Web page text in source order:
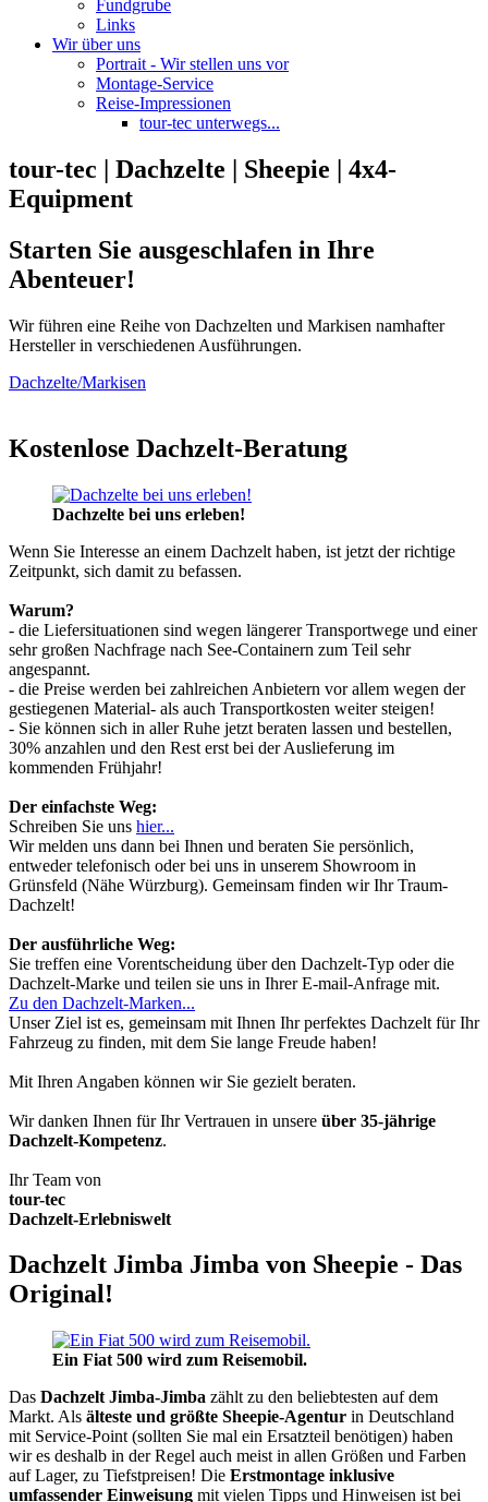
Fundgrube
Links
Wir über uns
Portrait - Wir stellen uns vor
Montage-Service
Reise-Impressionen
tour-tec unterwegs...
tour-tec | Dachzelte | Sheepie | 4x4-
Equipment
Starten Sie ausgeschlafen in Ihre
Abenteuer!
Wir führen eine Reihe von Dachzelten und Markisen namhafter
Hersteller in verschiedenen Ausführungen.
Dachzelte/Markisen
Kostenlose Dachzelt-Beratung
Dachzelte bei uns erleben!
Wenn Sie Interesse an einem Dachzelt haben, ist jetzt der richtige
Zeitpunkt, sich damit zu befassen.
Warum?
- die Liefersituationen sind wegen längerer Transportwege und einer
sehr großen Nachfrage nach See-Containern zum Teil sehr
angespannt.
- die Preise werden bei zahlreichen Anbietern vor allem wegen der
gestiegenen Material- als auch Transportkosten weiter steigen!
- Sie können sich in aller Ruhe jetzt beraten lassen und bestellen,
30% anzahlen und den Rest erst bei der Auslieferung im
kommenden Frühjahr!
Der einfachste Weg:
Schreiben Sie uns hier...
Wir melden uns dann bei Ihnen und beraten Sie persönlich,
entweder telefonisch oder bei uns in unserem Showroom in
Grünsfeld (Nähe Würzburg). Gemeinsam finden wir Ihr Traum-
Dachzelt!
Der ausführliche Weg:
Sie treffen eine Vorentscheidung über den Dachzelt-Typ oder die
Dachzelt-Marke und teilen sie uns in Ihrer E-mail-Anfrage mit.
Zu den Dachzelt-Marken...
Unser Ziel ist es, gemeinsam mit Ihnen Ihr perfektes Dachzelt für Ihr
Fahrzeug zu finden, mit dem Sie lange Freude haben!
Mit Ihren Angaben können wir Sie gezielt beraten.
Wir danken Ihnen für Ihr Vertrauen in unsere über 35-jährige
Dachzelt-Kompetenz.
Ihr Team von
tour-tec
Dachzelt-Erlebniswelt
Dachzelt Jimba Jimba von Sheepie - Das
Original!
Ein Fiat 500 wird zum Reisemobil.
Das Dachzelt Jimba-Jimba zählt zu den beliebtesten auf dem
Markt. Als älteste und größte Sheepie-Agentur in Deutschland
mit Service-Point (sollten Sie mal ein Ersatzteil benötigen) haben
wir es deshalb in der Regel auch meist in allen Größen und Farben
auf Lager, zu Tiefstpreisen! Die Erstmontage inklusive
umfassender Einweisung mit vielen Tipps und Hinweisen ist bei